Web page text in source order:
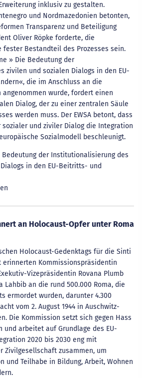
inklusiv zu gestalten.
und Nordmazedonien betonten,
Transparenz und Beteiligung
Oliver Röpke forderte, die
Bestandteil des Prozesses sein.
» Die Bedeutung der
zivilen und sozialen Dialogs in den EU-
die im Anschluss an die
angenommen wurde, fordert einen
Dialog, der zu einer zentralen Säule
werden muss. Der EWSA betont, dass
und ziviler Dialog die Integration
Sozialmodell beschleunigt.
Bedeutung der Institutionalisierung des
in den EU-Beitritts- und
an Holocaust-Opfer unter Roma
Holocaust-Gedenktags für die Sinti
erinnerten Kommissionspräsidentin
Vizepräsidentin Rovana Plumb
Lahbib an die rund 500.000 Roma, die
ermordet wurden, darunter 4.300
vom 2. August 1944 in Auschwitz-
Die Kommission setzt sich gegen Hass
und arbeitet auf Grundlage des EU-
2020 bis 2030 eng mit
Zivilgesellschaft zusammen, um
und Teilhabe in Bildung, Arbeit, Wohnen